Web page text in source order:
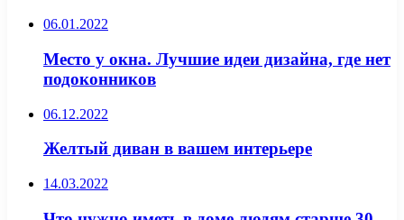
06.01.2022
Место у окна. Лучшие идеи дизайна, где нет
подоконников
06.12.2022
Желтый диван в вашем интерьере
14.03.2022